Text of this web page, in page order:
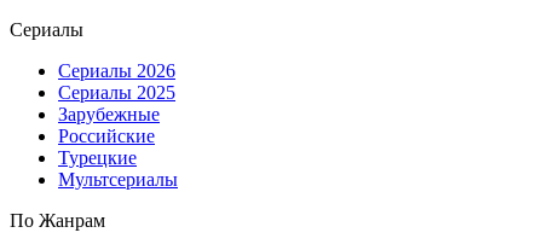
Сериалы
Сериалы 2026
Сериалы 2025
Зарубежные
Российские
Турецкие
Мультсериалы
По Жанрам